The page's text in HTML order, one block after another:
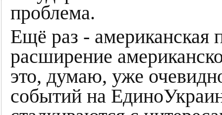
проблема.
Ещё раз - американская
расширение
это, думаю, уже
событий на